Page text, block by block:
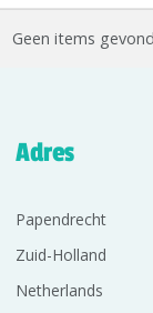
Geen items
Adres
Papendrecht
Zuid-Holland
Netherlands